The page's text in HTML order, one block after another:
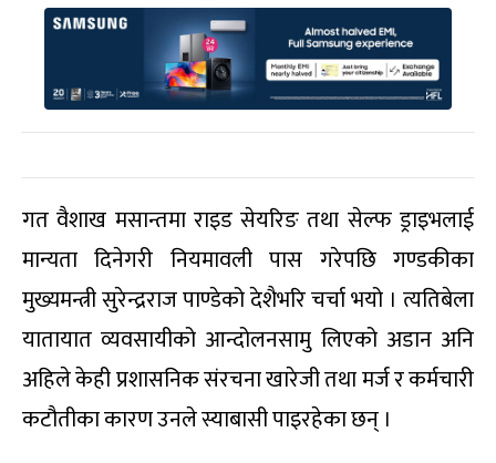
गत वैशाख मसान्तमा राइड सेयरिङ तथा सेल्फ ड्राइभलाई
मान्यता दिनेगरी नियमावली पास गरेपछि गण्डकीका
मुख्यमन्त्री सुरेन्द्रराज पाण्डेको देशैभरि चर्चा भयो । त्यतिबेला
यातायात व्यवसायीको आन्दोलनसामु लिएको अडान अनि
अहिले केही प्रशासनिक संरचना खारेजी तथा मर्ज र कर्मचारी
कटौतीका कारण उनले स्याबासी पाइरहेका छन् ।